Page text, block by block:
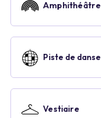
Amphithéâtre
Piste de danse
Vestiaire